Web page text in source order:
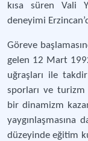
kısa süren Vali
deneyimi
Göreve
gelen 12 Mart
uğraşları ile
sporları ve turizm
bir dinamizm
yaygınlaşmasına
düzeyinde eğitim